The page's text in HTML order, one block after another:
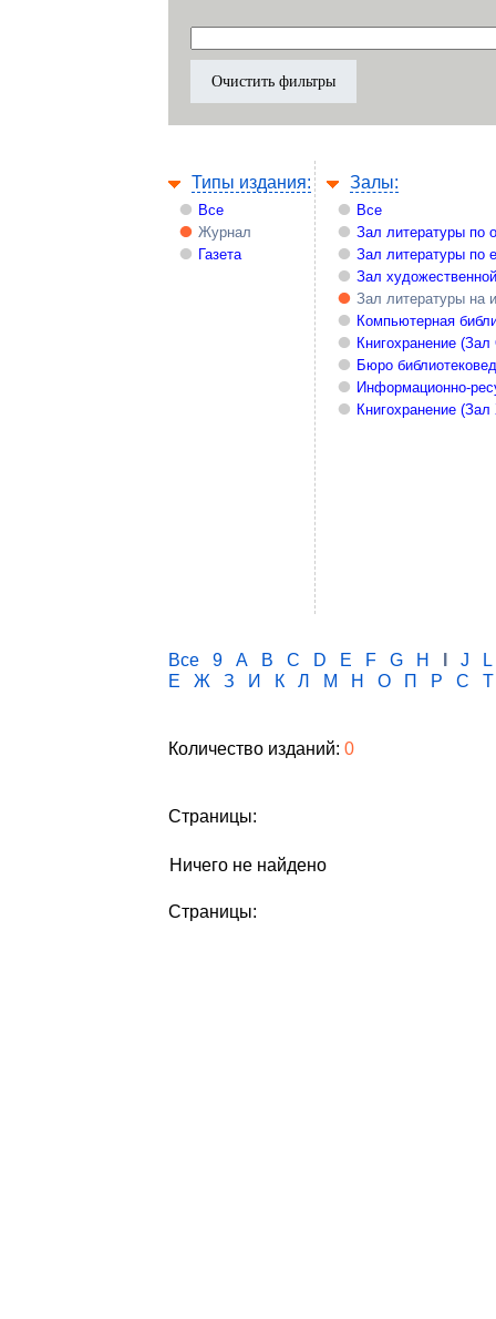
Типы издания:
Все
Журнал
Газета
Залы:
Все
Зал литературы по
Зал литературы по
Зал
Зал литературы на
Компьютерная
Книгохранение
Бюро
Информационно-
Книгохранение
Все 9 A B C D E F G H J
L
Е
Ж З И К Л М Н О П Р С Т
Количество изданий: 0
Страницы:
Ничего не найдено
Страницы: